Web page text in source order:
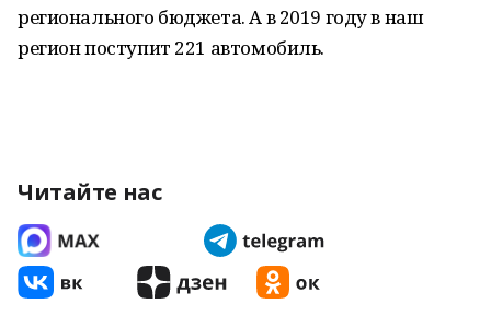
регионального бюджета. А в 2019 году в наш
регион поступит 221 автомобиль.
Читайте нас